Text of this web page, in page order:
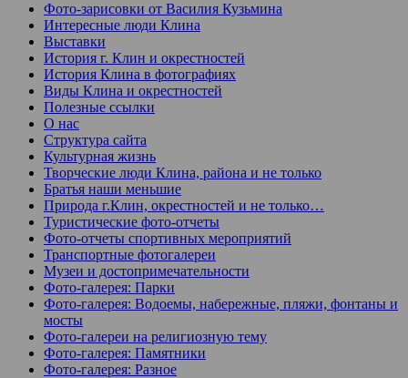
Фото-зарисовки от Василия Кузьмина
Интересные люди Клина
Выставки
История г. Клин и окрестностей
История Клина в фотографиях
Виды Клина и окрестностей
Полезные ссылки
О нас
Структура сайта
Культурная жизнь
Творческие люди Клина, района и не только
Братья наши меньшие
Природа г.Клин, окрестностей и не только…
Туристические фото-отчеты
Фото-отчеты спортивных мероприятий
Транспортные фотогалереи
Музеи и достопримечательности
Фото-галерея: Парки
Фото-галерея: Водоемы, набережные, пляжи, фонтаны и
мосты
Фото-галереи на религиозную тему
Фото-галерея: Памятники
Фото-галерея: Разное